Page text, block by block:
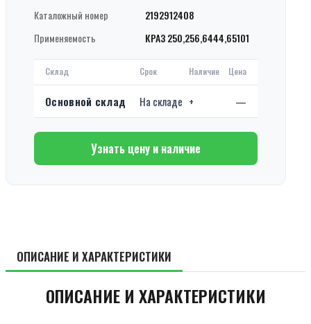
Каталожный номер
2192912408
Применяемость
КРАЗ 250,256,6444,65101
Склад Срок Наличие Цена
Основной склад На складе + —
Узнать цену и наличие
ОПИСАНИЕ И ХАРАКТЕРИСТИКИ
ОПИСАНИЕ И ХАРАКТЕРИСТИКИ